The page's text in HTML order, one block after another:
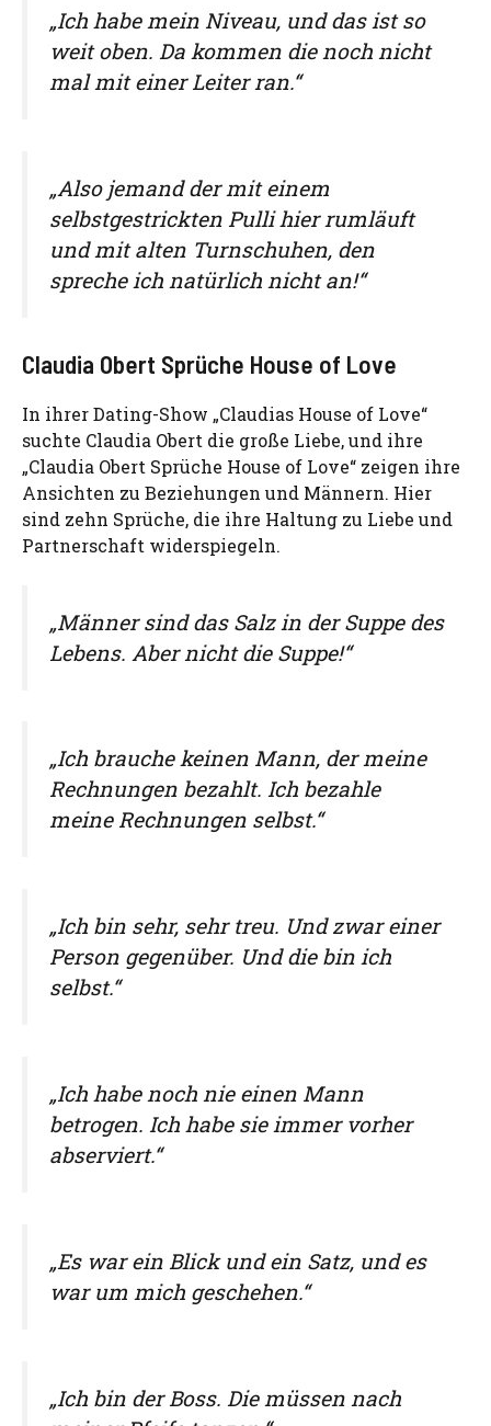
„Ich habe mein Niveau, und das ist so
weit oben. Da kommen die noch nicht
mal mit einer Leiter ran.“
„Also jemand der mit einem
selbstgestrickten Pulli hier rumläuft
und mit alten Turnschuhen, den
spreche ich natürlich nicht an!“
Claudia Obert Sprüche House of Love
In ihrer Dating-Show „Claudias House of Love“
suchte Claudia Obert die große Liebe, und ihre
„Claudia Obert Sprüche House of Love“ zeigen ihre
Ansichten zu Beziehungen und Männern. Hier
sind zehn Sprüche, die ihre Haltung zu Liebe und
Partnerschaft widerspiegeln.
„Männer sind das Salz in der Suppe des
Lebens. Aber nicht die Suppe!“
„Ich brauche keinen Mann, der meine
Rechnungen bezahlt. Ich bezahle
meine Rechnungen selbst.“
„Ich bin sehr, sehr treu. Und zwar einer
Person gegenüber. Und die bin ich
selbst.“
„Ich habe noch nie einen Mann
betrogen. Ich habe sie immer vorher
abserviert.“
„Es war ein Blick und ein Satz, und es
war um mich geschehen.“
„Ich bin der Boss. Die müssen nach